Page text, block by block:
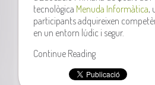
tecnològica Menuda Informàtica,
participants adquireixen
en un entorn lúdic i segur.
Continue Reading